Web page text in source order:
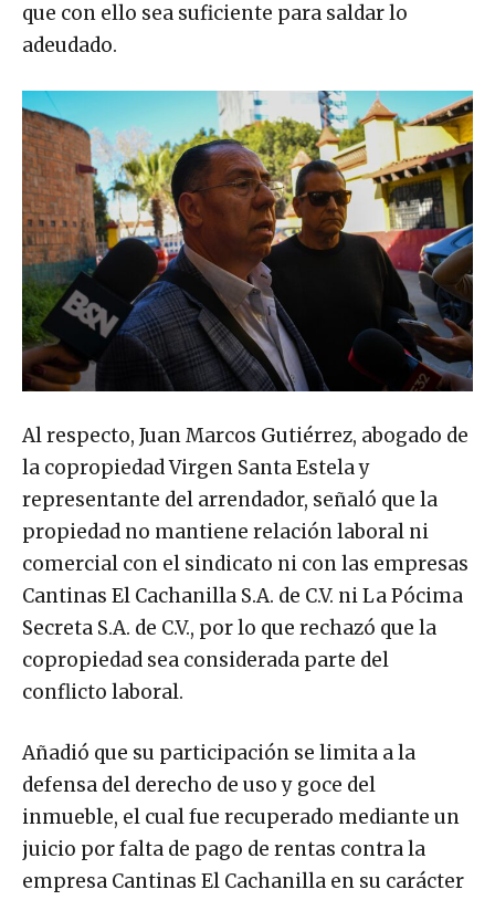
que con ello sea suficiente para saldar lo
adeudado.
Al respecto, Juan Marcos Gutiérrez, abogado de
la copropiedad Virgen Santa Estela y
representante del arrendador, señaló que la
propiedad no mantiene relación laboral ni
comercial con el sindicato ni con las empresas
Cantinas El Cachanilla S.A. de C.V. ni La Pócima
Secreta S.A. de C.V., por lo que rechazó que la
copropiedad sea considerada parte del
conflicto laboral.
Añadió que su participación se limita a la
defensa del derecho de uso y goce del
inmueble, el cual fue recuperado mediante un
juicio por falta de pago de rentas contra la
empresa Cantinas El Cachanilla en su carácter